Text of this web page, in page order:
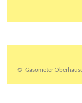
© Gasometer